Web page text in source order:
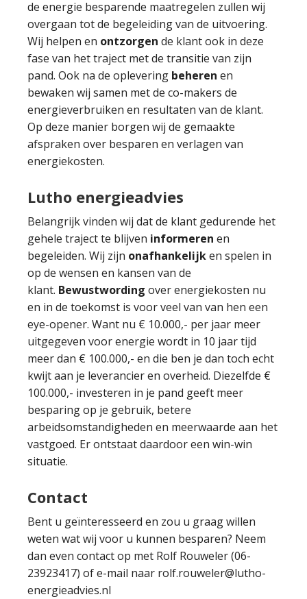
de energie besparende maatregelen zullen wij
overgaan tot de begeleiding van de uitvoering.
Wij helpen en ontzorgen de klant ook in deze
fase van het traject met de transitie van zijn
pand. Ook na de oplevering beheren en
bewaken wij samen met de co-makers de
energieverbruiken en resultaten van de klant.
Op deze manier borgen wij de gemaakte
afspraken over besparen en verlagen van
energiekosten.
Lutho energieadvies
Belangrijk vinden wij dat de klant gedurende het
gehele traject te blijven informeren en
begeleiden. Wij zijn onafhankelijken spelen in
op de wensen en kansen van de
klant. Bewustwording over energiekosten nu
en in de toekomst is voor veel van van hen een
eye-opener. Want nu € 10.000,- per jaar meer
uitgegeven voor energie wordt in 10 jaar tijd
meer dan € 100.000,- en die ben je dan toch echt
kwijt aan je leverancier en overheid. Diezelfde €
100.000,- investeren in je pand geeft meer
besparing op je gebruik, betere
arbeidsomstandigheden en meerwaarde aan het
vastgoed. Er ontstaat daardoor een win-win
situatie.
Contact
Bent u geïnteresseerd en zou u graag willen
weten wat wij voor u kunnen besparen? Neem
dan even contact op met Rolf Rouweler (06-
23923417) of e-mail naar rolf.rouweler@lutho-
energieadvies.nl